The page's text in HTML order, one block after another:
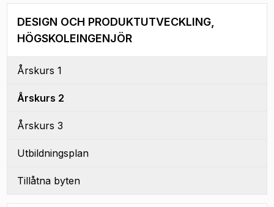
DESIGN OCH PRODUKTUTVECKLING,
HÖGSKOLEINGENJÖR
Årskurs 1
Årskurs 2
Årskurs 3
Utbildningsplan
Tillåtna byten